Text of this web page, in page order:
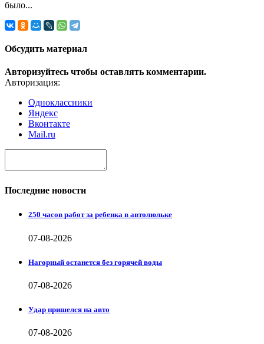
было...
Обсудить материал
Авторизуйтесь чтобы оставлять комментарии.
Авторизация:
Одноклассники
Яндекс
Вконтакте
Mail.ru
Последние новости
250 часов работ за ребенка в автолюльке
07-08-2026
Нагорный останется без горячей воды
07-08-2026
Удар пришелся на авто
07-08-2026